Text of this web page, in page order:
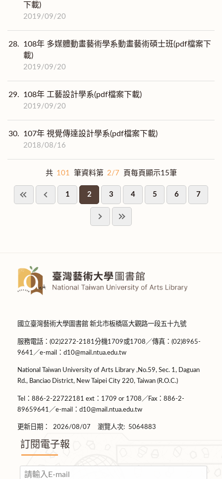
下載)
2019/09/20
28.
108年 多媒體動畫藝術學系動畫藝術碩士班(pdf檔案下
載)
2019/09/20
29. 108年 工藝設計學系(pdf檔案下載)
2019/09/20
30. 107年 視覺傳達設計學系(pdf檔案下載)
2018/08/16
共 101 筆資料第 2/7 頁每頁顯示15筆
1 2 3 4 5 6 7
國立臺灣藝術大學圖書館 新北市板橋區大觀路一段五十九號
服務電話：(02)2272-2181分機1709或1708／傳真：(02)8965-
9641／e-mail：d10@mail.ntua.edu.tw
National Taiwan University of Arts Library ,No.59, Sec. 1, Daguan
Rd., Banciao District, New Taipei City 220, Taiwan (R.O.C.)
Tel：886-2-22722181 ext：1709 or 1708／Fax：886-2-
89659641／e-mail：d10@mail.ntua.edu.tw
更新日期： 2026/08/07 瀏覽人次: 5064883
訂閱電子報